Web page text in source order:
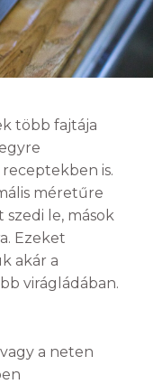
több fajtája
is.
méretűre
le, mások
Ezeket
akár a
virágládában.
a neten